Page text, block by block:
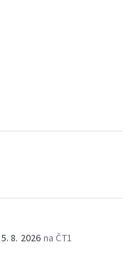
5. 8. 2026 na ČT1